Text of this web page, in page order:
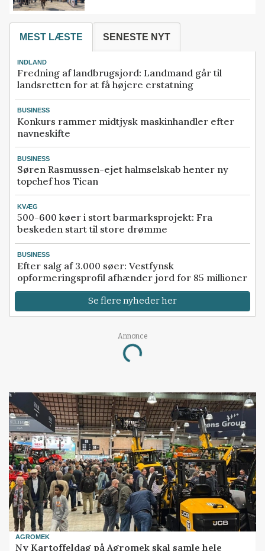
MEST LÆSTE SENESTE NYT
INDLAND
Fredning af landbrugsjord: Landmand går til
landsretten for at få højere erstatning
BUSINESS
Konkurs rammer midtjysk maskinhandler efter
navneskifte
BUSINESS
Søren Rasmussen-ejet halmselskab henter ny
topchef hos Tican
KVÆG
500-600 køer i stort barmarksprojekt: Fra
beskeden start til store drømme
BUSINESS
Efter salg af 3.000 søer: Vestfynsk
opformeringsprofil afhænder jord for 85 millioner
Se flere nyheder her
Annonce
Loading...
AGROMEK
Ny Kartoffeldag på Agromek skal samle hele